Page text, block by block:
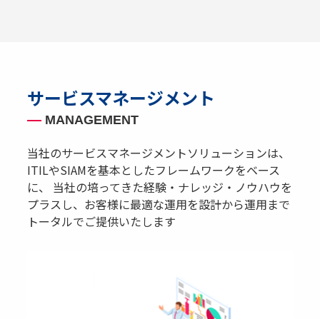
サービスマネージメント
MANAGEMENT
当社のサービスマネージメントソリューションは、
ITILやSIAMを基本としたフレームワークをベース
に、 当社の培ってきた経験・ナレッジ・ノウハウを
プラスし、お客様に最適な運用を設計から運用まで
トータルでご提供いたします